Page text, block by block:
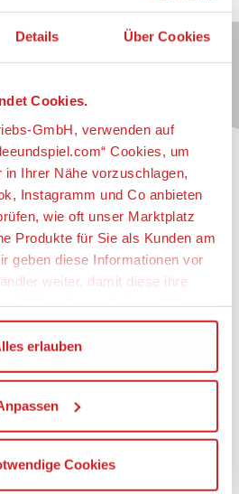
Details Über Cookies
Cookies.
GmbH, verwenden auf
Cookies, um
Ihrer Nähe vorzuschlagen,
Instagramm und Co anbieten
wie oft unser Marktplatz
Produkte für Sie als Kunden am
geben diese Informationen vor
weiter, damit diese ihre
Tag Manager um weitere
klicken, werden ein Teil
Daten in die USA übertragen.
dass nicht von einem
erlauben
Cookies
Laufenden...
anmelden und
spannendeNeuheiten,
, limitierte
Exklusivartikel
immer als erster
sein.